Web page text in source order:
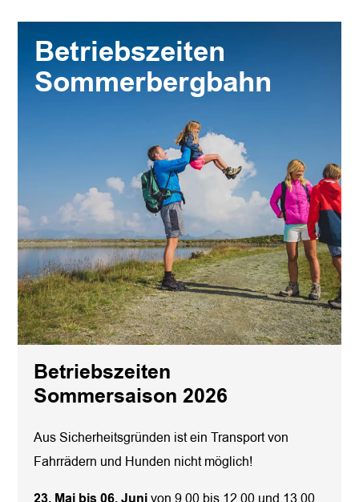
Betriebszeiten
Sommersaison 2026
Aus Sicherheitsgründen ist ein Transport von
Fahrrädern und Hunden nicht möglich!
Betriebszeiten
Sommerbergbahn